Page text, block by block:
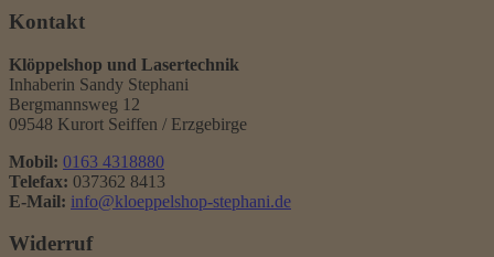
Kontakt
Klöppelshop und Lasertechnik
Inhaberin Sandy Stephani
Bergmannsweg 12
09548 Kurort Seiffen / Erzgebirge
Mobil: 0163 4318880
Telefax: 037362 8413
E-Mail: info@kloeppelshop-stephani.de
Widerruf